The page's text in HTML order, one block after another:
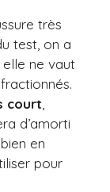
très
test, on a
elle ne vaut
court
d’amorti
en
pour